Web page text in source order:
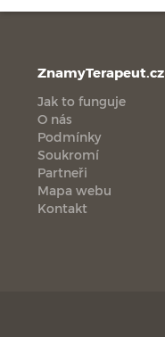
ZnamyTerapeut.cz
Jak to funguje
O nás
Podmínky
Soukromí
Partneři
Mapa webu
Kontakt